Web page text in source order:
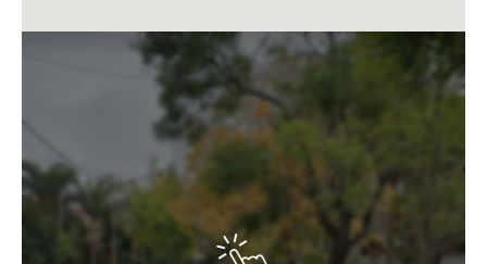
experiencias del edificio: desde aquí se conectan los
jardines, la pileta de 25 mts, el solarium, el gimnasio,
el SUM, Club de juegos, el Spa, y la plaza pet
friendly, generando un recorrido continuo entre los 3
edificios. Ubicado en un primer piso, el sector de
coworking ofrece booths insonorizados para
llamadas y reuniones privadas, salas de reuniones
para trabajo en equipo, lounge de café y
conectividad wi fi.